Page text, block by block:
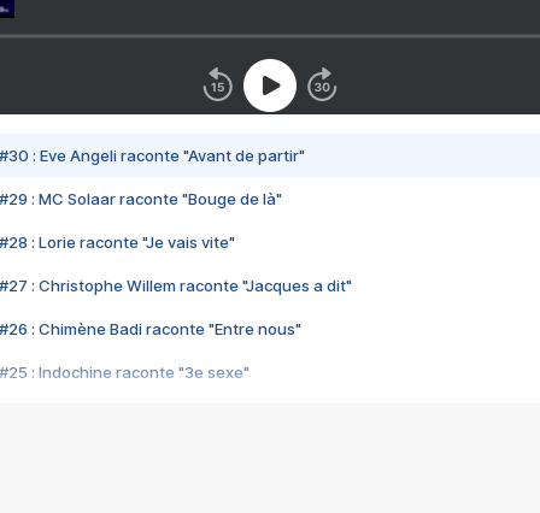
#30 : Eve Angeli raconte "Avant de partir"
#29 : MC Solaar raconte "Bouge de là"
#28 : Lorie raconte "Je vais vite"
#27 : Christophe Willem raconte "Jacques a dit"
#26 : Chimène Badi raconte "Entre nous"
#25 : Indochine raconte "3e sexe"